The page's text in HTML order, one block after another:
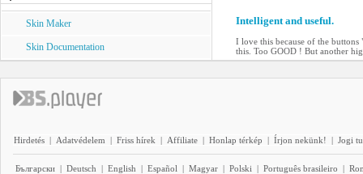
Skin Maker
Skin Documentation
Intelligent and useful.
I love this because of the buttons
this. Too GOOD ! But another
Hirdetés | Adatvédelem | Friss hírek | Affiliate | Honlap térkép | Írjon nekünk! | Jogi
Български | Deutsch | English | Español | Magyar | Polski | Português brasileiro |